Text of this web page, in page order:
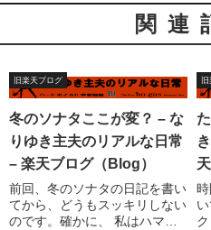
関連
旧楽天ブログ
冬のソナタここが変？ – な
りゆき主夫のリアルな日常
– 楽天ブログ（Blog）
前回、冬のソナタの日記を書い
てから、どうもスッキリしない
のです。確かに、 私はハマっ